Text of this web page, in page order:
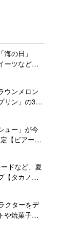
の日」
ーツなどを
ウンメロン
リン」の3品
ュー」が今
【ビアード
ドなど、夏
【タカノフ
クターをデ
や焼菓子ギ